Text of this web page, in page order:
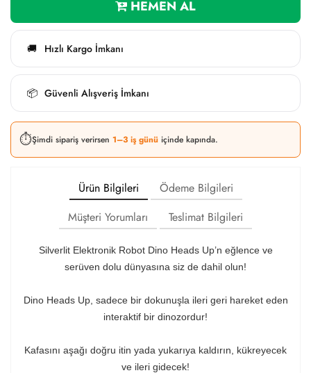
HEMEN AL
🚚 Hızlı Kargo İmkanı
📦 Güvenli Alışveriş İmkanı
⏱️Şimdi sipariş verirsen 1–3 iş günü içinde kapında.
Ürün Bilgileri
Ödeme Bilgileri
Müşteri Yorumları
Teslimat Bilgileri
Silverlit Elektronik Robot Dino Heads Up’n eğlence ve
serüven dolu dünyasına siz de dahil olun!
Dino Heads Up, sadece bir dokunuşla ileri geri hareket eden
interaktif bir dinozordur!
Kafasını aşağı doğru itin yada yukarıya kaldırın, kükreyecek
ve ileri gidecek!